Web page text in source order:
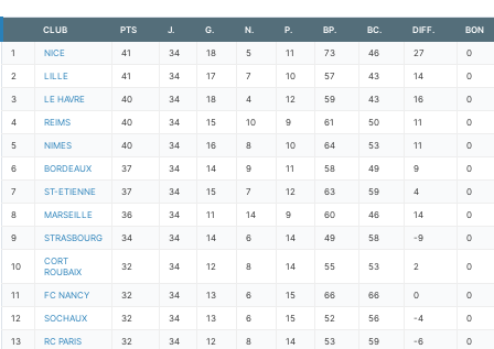
CLUB PTS J. G. N. P. BP. BC. DIFF. BON
1 NICE 41 34 18 5 11 73 46 27 0
2 LILLE 41 34 17 7 10 57 43 14 0
3 LE HAVRE 40 34 18 4 12 59 43 16 0
4 REIMS 40 34 15 10 9 61 50 11 0
5 NIMES 40 34 16 8 10 64 53 11 0
6 BORDEAUX 37 34 14 9 11 58 49 9 0
7 ST-ETIENNE 37 34 15 7 12 63 59 4 0
8 MARSEILLE 36 34 11 14 9 60 46 14 0
9 STRASBOURG 34 34 14 6 14 49 58 -9 0
10
CORT
ROUBAIX
32 34 12 8 14 55 53 2 0
11 FC NANCY 32 34 13 6 15 66 66 0 0
12 SOCHAUX 32 34 13 6 15 52 56 -4 0
13 RC PARIS 32 34 12 8 14 53 59 -6 0